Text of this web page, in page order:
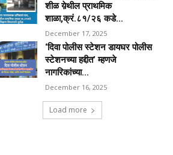
शीळ य़ेथील प्राथमिक
शाळा,क्रं.८१/२६ कडे...
December 17, 2025
‘दिवा पोलीस स्टेशन डायघर पोलीस
स्टेशनच्या हद्दीत’ म्हणजे
नागरिकांच्या...
December 16, 2025
Load more